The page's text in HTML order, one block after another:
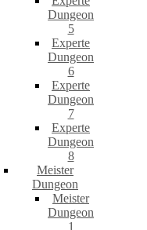
Dungeon
5
Experte
Dungeon
6
Experte
Dungeon
7
Experte
Dungeon
8
Meister
Dungeon
Meister
Dungeon
1